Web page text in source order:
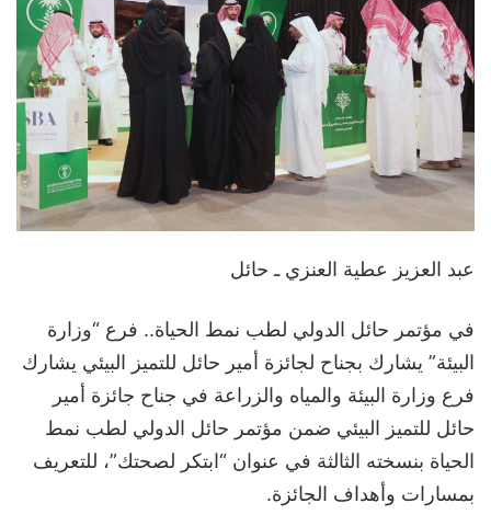
عبد العزيز عطية العنزي ـ حائل
في مؤتمر حائل الدولي لطب نمط الحياة.. فرع “وزارة
البيئة” يشارك بجناح لجائزة أمير حائل للتميز البيئي يشارك
فرع وزارة البيئة والمياه والزراعة في جناح جائزة أمير
حائل للتميز البيئي ضمن مؤتمر حائل الدولي لطب نمط
الحياة بنسخته الثالثة في عنوان “ابتكر لصحتك”، للتعريف
بمسارات وأهداف الجائزة.